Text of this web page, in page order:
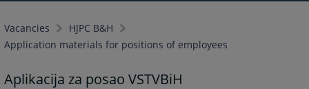
Vacancies
HJPC B&H
Application materials for positions of employees
Aplikacija za posao VSTVBiH